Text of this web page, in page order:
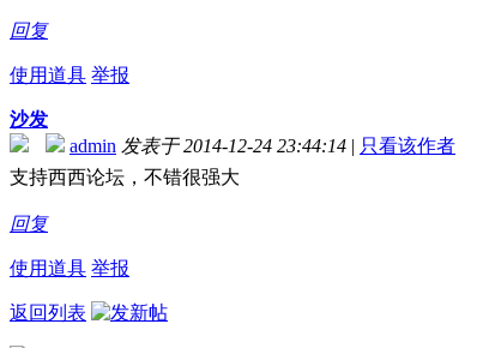
回复
使用道具 举报
沙发
admin 发表于 2014-12-24 23:44:14 | 只看该作者
支持西西论坛，不错很强大
回复
使用道具 举报
返回列表